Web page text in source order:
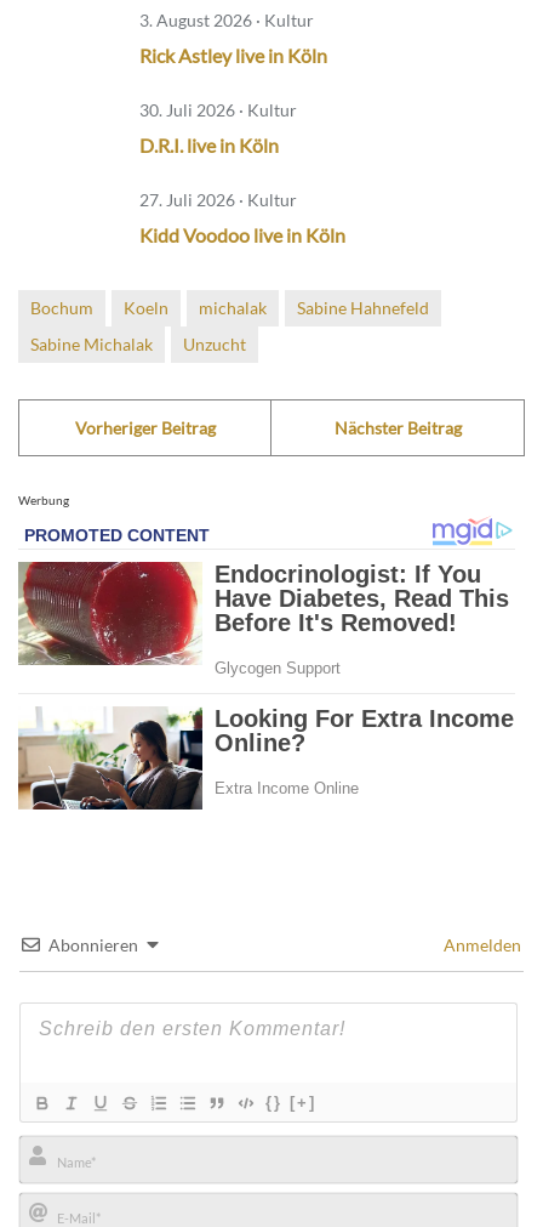
3. August 2026 · Kultur
Rick Astley live in Köln
30. Juli 2026 · Kultur
D.R.I. live in Köln
27. Juli 2026 · Kultur
Kidd Voodoo live in Köln
Bochum Koeln michalak
Sabine Hahnefeld
Sabine Michalak
Unzucht
Vorheriger Beitrag Nächster Beitrag
Werbung
Abonnieren Anmelden
{} [+]
Name*